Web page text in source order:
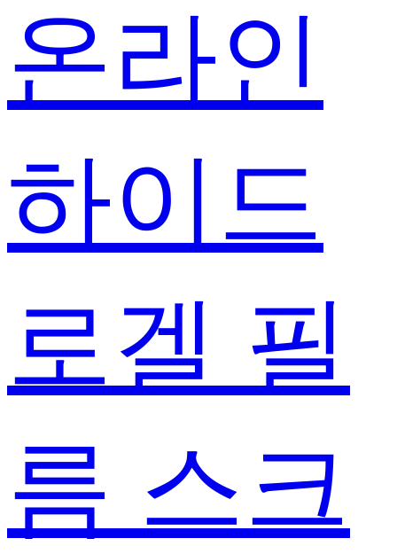
온라인
하이드
로겔 필
름 스크